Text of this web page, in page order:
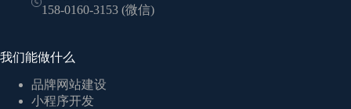
158-0160-3153 (微信)
我们能做什么
品牌网站建设
小程序开发